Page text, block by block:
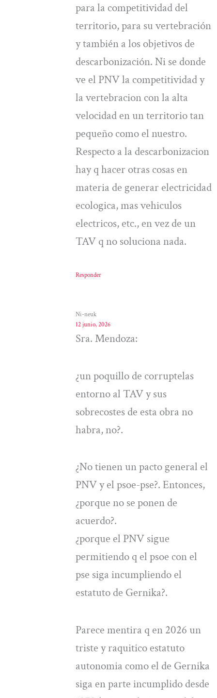
para la competitividad del
territorio, para su vertebración
y también a los objetivos de
descarbonización. Ni se donde
ve el PNV la competitividad y
la vertebracion con la alta
velocidad en un territorio tan
pequeño como el nuestro.
Respecto a la descarbonizacion
hay q hacer otras cosas en
materia de generar electricidad
ecologica, mas vehiculos
electricos, etc., en vez de un
TAV q no soluciona nada.
Responder
Ni-neuk
12 junio, 2026
Sra. Mendoza:
¿un poquillo de corruptelas
entorno al TAV y sus
sobrecostes de esta obra no
habra, no?.
¿No tienen un pacto general el
PNV y el psoe-pse?. Entonces,
¿porque no se ponen de
acuerdo?.
¿porque el PNV sigue
permitiendo q el psoe con el
pse siga incumpliendo el
estatuto de Gernika?.
Parece mentira q en 2026 un
triste y raquitico estatuto
autonomia como el de Gernika
siga en parte incumplido desde